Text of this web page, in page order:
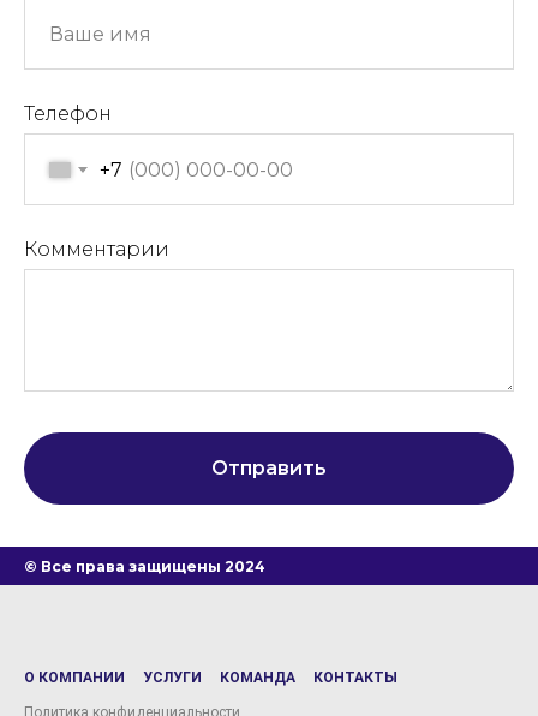
Телефон
+7
Комментарии
Отправить
© Все права защищены 2024
О КОМПАНИИ УСЛУГИ КОМАНДА КОНТАКТЫ
Политика конфиденциальности